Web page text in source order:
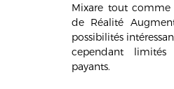
Mixare tout comme
de Réalité
possibilités
cependant
payants.